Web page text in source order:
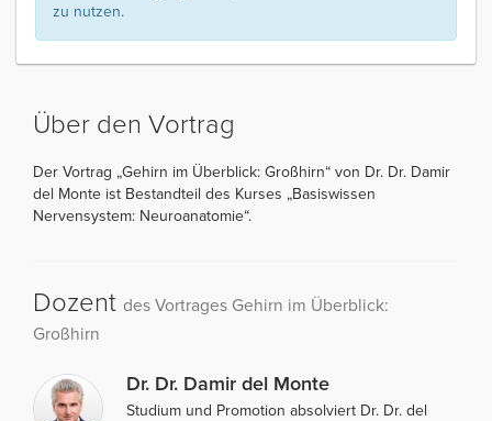
zu nutzen.
Über den Vortrag
Der Vortrag „Gehirn im Überblick: Großhirn“ von Dr. Dr. Damir
del Monte ist Bestandteil des Kurses „Basiswissen
Nervensystem: Neuroanatomie“.
Dozent des Vortrages Gehirn im Überblick:
Großhirn
Dr. Dr. Damir del Monte
Studium und Promotion absolviert Dr. Dr. del